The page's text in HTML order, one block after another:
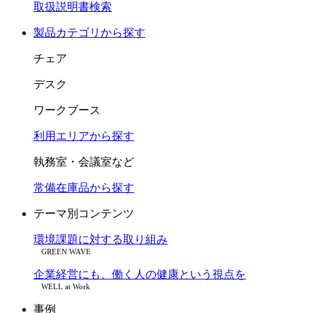
取扱説明書検索
製品カテゴリから探す
チェア
デスク
ワークブース
利用エリアから探す
執務室・会議室など
常備在庫品から探す
テーマ別コンテンツ
環境課題に対する取り組み
GREEN WAVE
企業経営にも、働く人の健康という視点を
WELL at Work
事例